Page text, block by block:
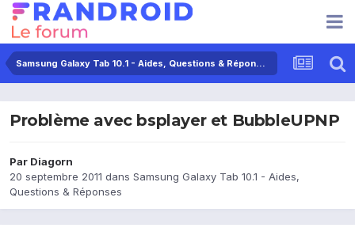
Samsung Galaxy Tab 10.1 - Aides, Questions & Réponses
Problème avec bsplayer et BubbleUPNP
Par Diagorn
20 septembre 2011 dans Samsung Galaxy Tab 10.1 - Aides,
Questions & Réponses